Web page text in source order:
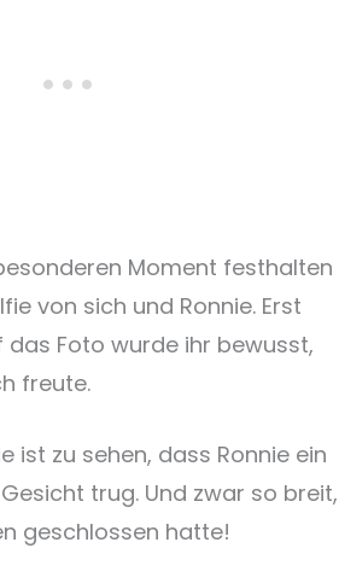
Moment festhalten
von sich und Ronnie. Erst
das Foto wurde ihr bewusst,
freute.
ist zu sehen, dass Ronnie ein
trug. Und zwar so breit,
geschlossen hatte!